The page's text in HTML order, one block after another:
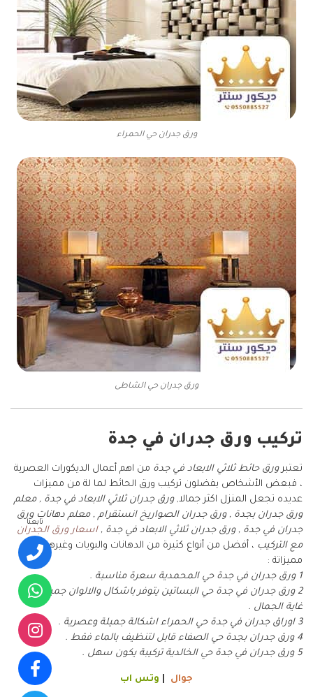
ورق جدران حي الحمراء
ورق جدران حي الشاطى
تركيب ورق جدران في جدة
تعتبرورق حائط ثلاثي الابعاد في جدة من اهم أعمال الديكورات العصرية
، فبعض الأشخاص يفضلون تركيب ورق الحائط لما لة من مميزات
عديده تجعل المنزل اكثر جمالا,ورق جدران ثلاثي الابعاد في جدة , معلم
ورق جدران بجدة , ورق جدران الصواريخ انستقرام , معلم دهانات ورق
جدران في جدة , ورق جدران ثلاثي الابعاد في جدة , اسعار ورق الجدران
مع التركيب ، أفضل من أنواع كثيرة من الدهانات والبويات وغيرها ومن
مميزاتة :
1 ورق جدران في جدة حي المحمدية سعرة مناسبة .
2 ورق جدران في جدة حي البساتين يتوفر باشكال والالوان جميلة في
غاية الجمال .
3 اوراق جدران في جدة حي الحمراء اشكالة جميلة وعصرية .
4 ورق جدران بجدة حي الصفاء قابل لتنظيف بالماء فقط .
5 ورق جدران في جدة حي الخالدية تركيبة يكون سهل .
جوال وتس اب
تابعنا